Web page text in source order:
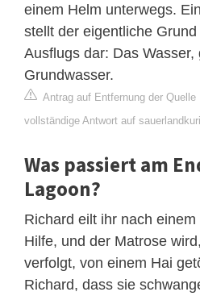
einem Helm unterwegs.
stellt der eigentliche
Ausflugs dar: Das Wasser,
Grundwasser.
Antrag auf Entfernung der Quelle
vollständige Antwort auf
Was passiert am
Lagoon?
Richard eilt ihr nach
Hilfe, und der Matrose
verfolgt, von einem Hai
Richard, dass sie